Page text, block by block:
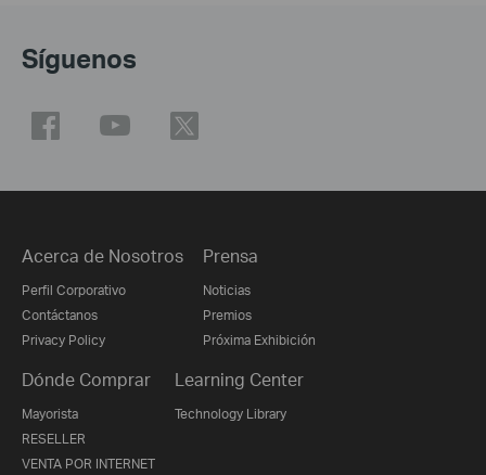
Síguenos
Acerca de Nosotros
Perfil Corporativo
Contáctanos
Privacy Policy
Prensa
Noticias
Premios
Próxima Exhibición
Dónde Comprar
Mayorista
RESELLER
VENTA POR INTERNET
Learning Center
Technology Library